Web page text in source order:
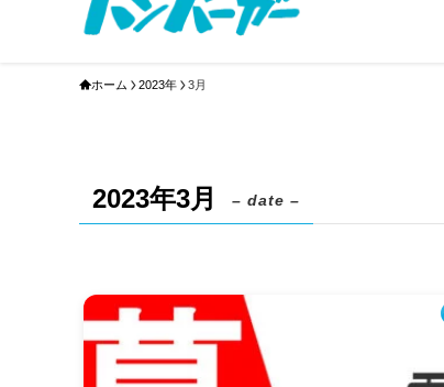
ホーム 2023年 3月
2023年3月 – date –